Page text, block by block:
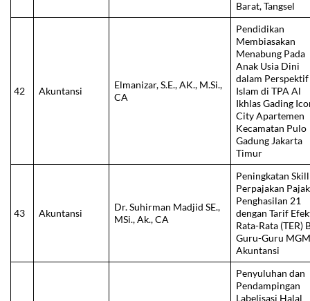
Barat, Tangsel
42 Akuntansi
Elmanizar, S.E., AK., M.Si.,
CA
Pendidikan
Membiasakan
Menabung Pada
Anak Usia Dini
dalam Perspektif
Islam di TPA Al
Ikhlas Gading
City Apartemen
Kecamatan Pulo
Gadung Jakarta
Timur
43 Akuntansi
Dr. Suhirman Madjid SE.,
MSi., Ak., CA
Peningkatan Skill
Perpajakan Pajak
Penghasilan 21
dengan Tarif
Rata-Rata (TER)
Guru-Guru
Akuntansi
Penyuluhan dan
Pendampingan
Labelisasi Halal